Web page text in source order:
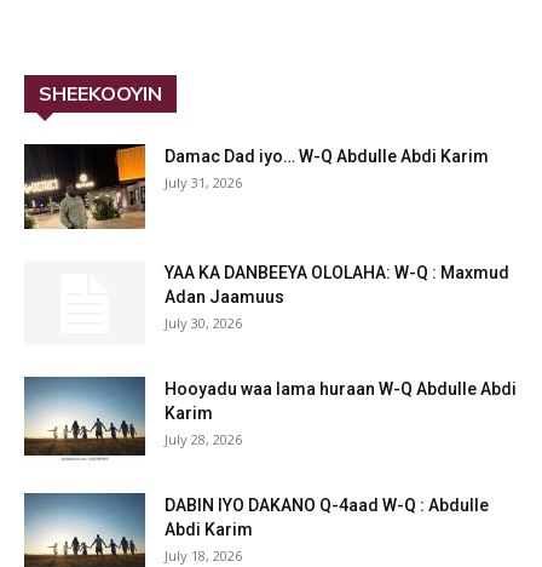
SHEEKOOYIN
Damac Dad iyo… W-Q Abdulle Abdi Karim
July 31, 2026
YAA KA DANBEEYA OLOLAHA: W-Q : Maxmud
Adan Jaamuus
July 30, 2026
Hooyadu waa lama huraan W-Q Abdulle Abdi
Karim
July 28, 2026
DABIN IYO DAKANO Q-4aad W-Q : Abdulle
Abdi Karim
July 18, 2026